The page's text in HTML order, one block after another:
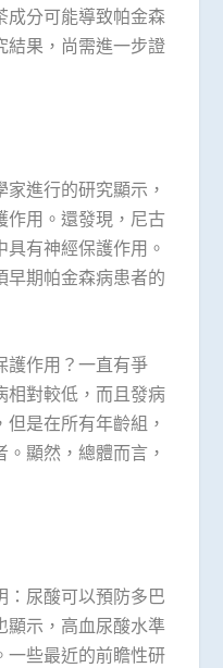
成分可能導致帕金森
結果，尚需進一步證
進行的研究顯示，
作用。還發現，尼古
有神經保護作用。
早期帕金森病患者的
護作用？一直有爭
相對較低，而且發病
是在所有年齡組，
顯然，總體而言，
：尿酸可以預防多巴
顯示，高血尿酸水準
一些最近的前瞻性研